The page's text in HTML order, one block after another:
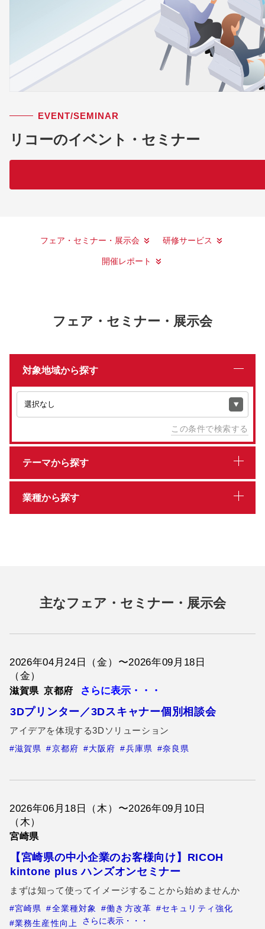
EVENT/SEMINAR
リコーのイベント・セミナー
フェア・セミナー・展示会 研修サービス
開催レポート
フェア・セミナー・展示会
対象地域から探す
この条件で検索する
テーマから探す
業種から探す
主なフェア・セミナー・展示会
2026年04月24日（金）〜2026年09月18日
（金）
滋賀県 京都府 さらに表示・・・
3Dプリンター／3Dスキャナー個別相談会
アイデアを体現する3Dソリューション
#滋賀県 #京都府 #大阪府 #兵庫県 #奈良県
2026年06月18日（木）〜2026年09月10日
（木）
宮崎県
【宮崎県の中小企業のお客様向け】RICOH
kintone plus ハンズオンセミナー
まずは知って使ってイメージすることから始めませんか
#宮崎県 #全業種対象 #働き方改革 #セキュリティ強化
#業務生産性向上
さらに表示・・・